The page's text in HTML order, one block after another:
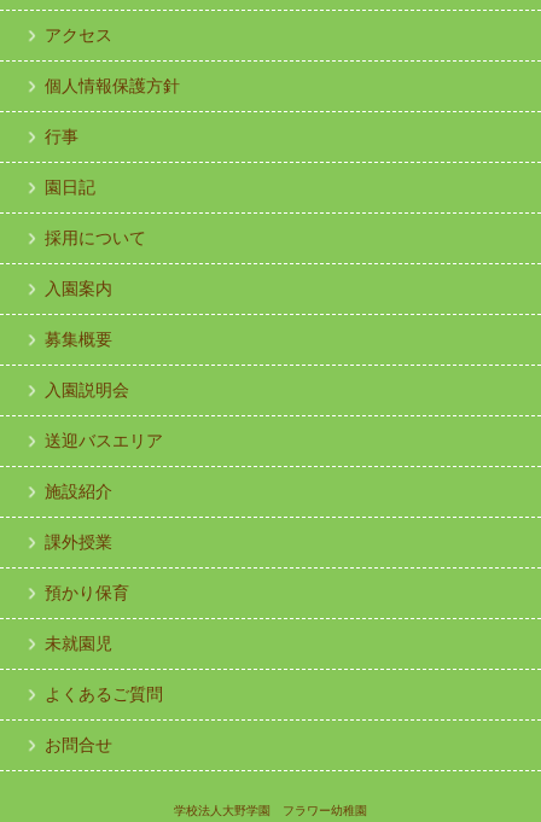
アクセス
個人情報保護方針
行事
園日記
採用について
入園案内
募集概要
入園説明会
送迎バスエリア
施設紹介
課外授業
預かり保育
未就園児
よくあるご質問
お問合せ
学校法人大野学園 フラワー幼稚園